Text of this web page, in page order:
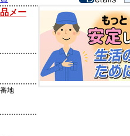
メー
地